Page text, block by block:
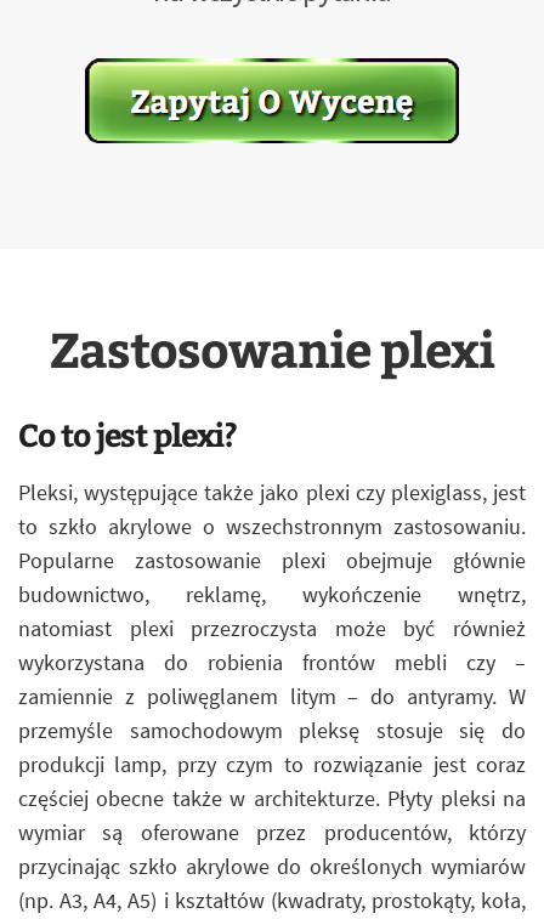
Zastosowanie plexi
Co to jest plexi?
Pleksi, występujące także jako plexi czy plexiglass, jest
to szkło akrylowe o wszechstronnym zastosowaniu.
Popularne zastosowanie plexi obejmuje głównie
budownictwo, reklamę, wykończenie wnętrz,
natomiast plexi przezroczysta może być również
wykorzystana do robienia frontów mebli czy –
zamiennie z poliwęglanem litym – do antyramy. W
przemyśle samochodowym pleksę stosuje się do
produkcji lamp, przy czym to rozwiązanie jest coraz
częściej obecne także w architekturze. Płyty pleksi na
wymiar są oferowane przez producentów, którzy
przycinając szkło akrylowe do określonych wymiarów
(np. A3, A4, A5) i kształtów (kwadraty, prostokąty, koła,